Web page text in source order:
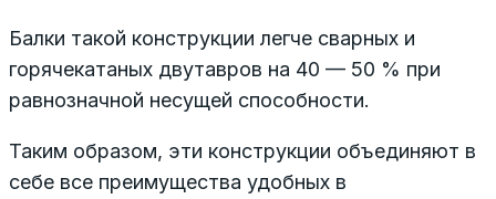
Балки такой конструкции легче сварных и
горячекатаных двутавров на 40 — 50 % при
равнозначной несущей способности.
Таким образом, эти конструкции объединяют в
себе все преимущества удобных в